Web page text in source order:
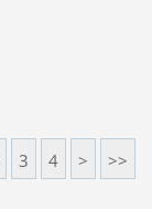
3 4 > >>